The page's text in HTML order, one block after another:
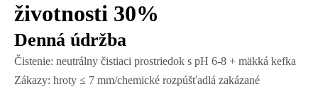
životnosti 30%
Denná údržba
Čistenie: neutrálny čistiaci prostriedok s pH 6-8 + mäkká kefka
Zákazy: hroty ≤ 7 mm/chemické rozpúšťadlá zakázané